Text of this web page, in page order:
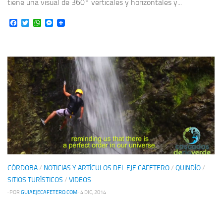
tiene una visual de 360° verticales y horizontales y...
Facebook
TwitterWhatsApp
Messenger
CÓRDOBA/ NOTICIAS Y ARTÍCULOS DEL EJE CAFETERO/ QUINDÍO/
SITIOS TURÍSTICOS / VIDEOS
· POR GUIAEJECAFETERO.COM · 4 DIC, 2014